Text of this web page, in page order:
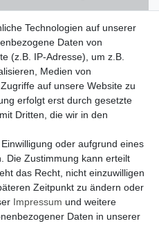
innerhalb Deutschlands
Technologien auf unserer
Daten von
(z.B. IP-Adresse), um z.B.
Medien von
auf unsere Website zu
erfolgt erst durch gesetzte
Dritten, die wir in den
oder aufgrund eines
Die Zustimmung kann erteilt
das Recht, nicht einzuwilligen
Zeitpunkt zu ändern oder
Impressum und weitere
Daten in unserer